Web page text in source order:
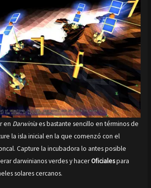
en Darwiniaes bastante sencillo en términos de
la isla inicial en la que comenzó con el
Capture la incubadora lo antes posible
darwinianos verdes y hacerOficialespara
solares cercanos.